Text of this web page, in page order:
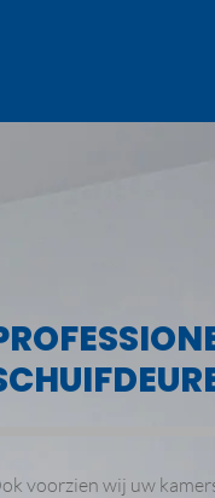
voorzien wij uw